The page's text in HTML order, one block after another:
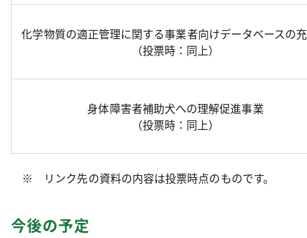
化学物質の適正管理に関する事業者向けデータベースの
（投票時：同上）
身体障害者補助犬への理解促進事業
（投票時：同上）
※ リンク先の資料の内容は投票時点のものです。
今後の予定